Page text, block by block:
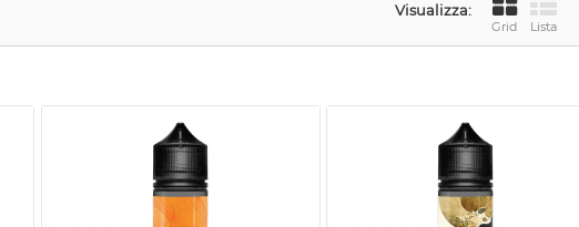
Visualizza:
Grid Lista